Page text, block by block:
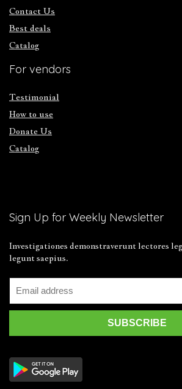
Contact Us
Best deals
Catalog
For vendors
Testimonial
How to use
Donate Us
Catalog
Sign Up for Weekly Newsletter
Investigationes demonstraverunt lectores
legunt saepius.